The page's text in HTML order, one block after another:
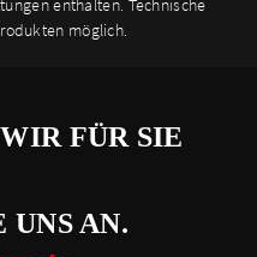
enthalten. Technische
möglich.
FÜR SIE
UNS AN.